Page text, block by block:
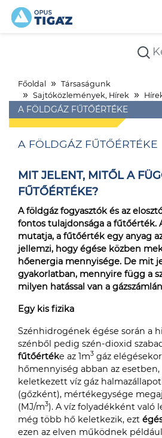
Főoldal
Társaságunk
Sajtóközlemények, Hírek
A FÖLDGÁZ FŰTŐÉRTÉKE
A FÖLDGÁZ FŰTŐÉRTÉKE
MIT JELENT, MITŐL A
FŰTŐÉRTÉKE?
A földgáz fogyasztók és az
fontos tulajdonsága a fűtőérték.
mutatja, a fűtőérték egy anyag
jellemzi, hogy égése közben
hőenergia mennyisége. De mit
gyakorlatban, mennyire függ a
milyen hatással van a
Egy kis fizika
Szénhidrogének égése során a
szénből pedig szén-dioxid
fűtőértéke az 1m3 gáz
hőmennyiség abban az esetben,
keletkezett víz gáz
(gőzként), mértékegysége
(MJ/m3). A víz folyadékként való
még több hő keletkezik, ezt
ezen az elven működnek